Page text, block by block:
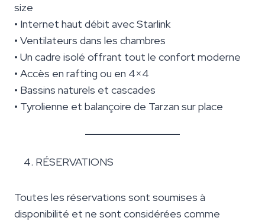
size
• Internet haut débit avec Starlink
• Ventilateurs dans les chambres
• Un cadre isolé offrant tout le confort moderne
• Accès en rafting ou en 4×4
• Bassins naturels et cascades
• Tyrolienne et balançoire de Tarzan sur place
RÉSERVATIONS
Toutes les réservations sont soumises à
disponibilité et ne sont considérées comme